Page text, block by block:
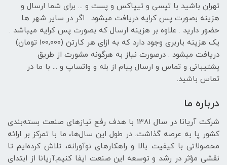
تهران باشید با تپسی و تیپاکس و پست و ... برای شما ارسال و
هزینه بصورت پس کرایه دریافت میشود . اگر در سایر شهر ها
حضور دارید . علاوه بر هزینه ارسال که بصورت پس کرایه میباشد .
یک هزینه باربری وجود دارد که به ازای هر کارتن (100,۰۰۰ تومان)
دریافت میشود . درصورت نیاز به هرگونه مشورت از طریق
پشتیبانی و تماس و ارسال پیام از بله و واتساپ و ... با ما در
تماس باشید.
درباره ما
شرکت آریانا در سال 1381 با هدف رفع نیازهای صنعت بسته‌بندی
کشور پا به عرصه گذاشت. در طول این سال‌ها، ما با تمرکز بر ارائه
محصولاتی با کیفیت بالا و راهکارهای نوآورانه، تلاش کرده‌ایم تا
نقشی مؤثر در رشد و توسعه این صنعت ایفا کنیم.آریانا از ابتدای